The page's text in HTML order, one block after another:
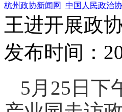
杭州政协新闻网 中国人民政治
王进开展政
发布时间：
5月25日下